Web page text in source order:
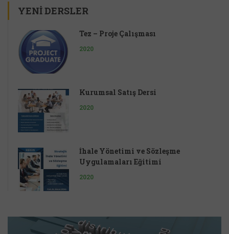
YENI DERSLER
Tez – Proje Çalışması
2020
Kurumsal Satış Dersi
2020
İhale Yönetimi ve Sözleşme
Uygulamaları Eğitimi
2020